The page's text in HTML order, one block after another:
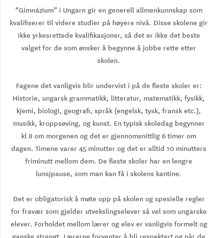
“Gimnázium” i Ungarn gir en generell allmenkunnskap som
kvalifiserer til videre studier på høyere nivå. Disse skolene gir
ikke yrkesrettede kvalifikasjoner, så det er ikke det beste
valget for de som ønsker å begynne å jobbe rette etter
skolen.
Fagene det vanligvis blir undervist i på de fleste skoler er:
Historie, ungarsk grammatikk, litteratur, matematikk, fysikk,
kjemi, biologi, geografi, språk (engelsk, tysk, fransk etc.),
musikk, kroppsøving, og kunst. En typisk skoledag begynner
kl 8 om morgenen og det er gjennomsnittlig 6 timer om
dagen. Timene varer 45 minutter og det er alltid 10 minutters
friminutt mellom dem. De fleste skoler har en lengre
lunsjpause, som man kan få i skolens kantine.
Det er obligatorisk å møte opp på skolen og spesielle regler
for fravær som gjelder utvekslingselever så vel som ungarske
elever. Forholdet mellom lærer og elev er vanligvis formelt og